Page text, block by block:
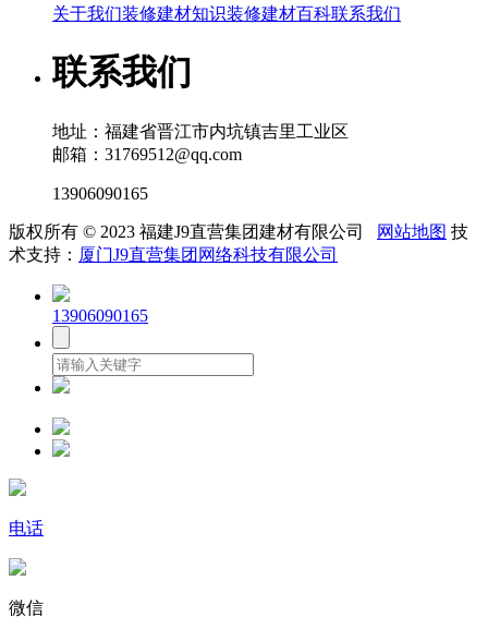
关于我们装修建材知识装修建材百科联系我们
联系我们
地址：福建省晋江市内坑镇吉里工业区
邮箱：31769512@qq.com
13906090165
版权所有 © 2023 福建J9直营集团建材有限公司 网站地图 技
术支持： 厦门J9直营集团网络科技有限公司
13906090165
电话
微信